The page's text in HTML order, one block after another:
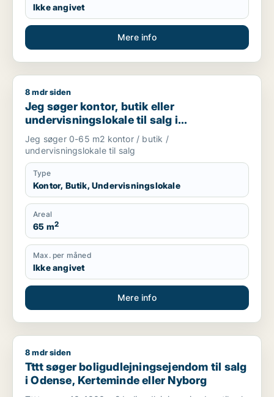
Ikke angivet
Mere info
Jeg søger kontor, butik eller undervisningslokale til salg i
8 mdr siden
Jeg søger kontor, butik eller
undervisningslokale til salg i
Storkøbenhavn, Nordsjælland eller Fyn
m.fl.
Jeg søger 0-65 m2 kontor / butik /
undervisningslokale til salg
Type
Kontor, Butik, Undervisningslokale
Areal
65 m2
Max. per måned
Ikke angivet
Mere info
Tttt søger boligudlejningsejendom til salg i Odense,
8 mdr siden
Tttt søger boligudlejningsejendom til salg
i Odense, Kerteminde eller Nyborg